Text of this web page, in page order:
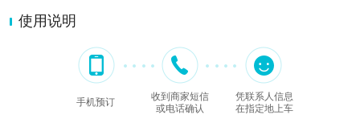
使用说明
手机预订
收到商家短信
或电话确认
凭联系人信息
在指定地上车